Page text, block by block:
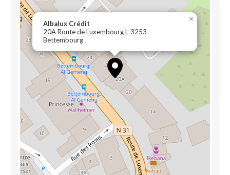
Albalux Crédit
20A Route de Luxembourg L-3253
Bettembourg
×